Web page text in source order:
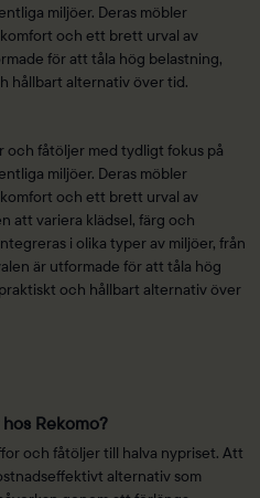
miljöer. Deras möbler
och ett brett urval av
för att tåla hög belastning,
hållbart alternativ över tid.
och fåtöljer med tydligt fokus på
miljöer. Deras möbler
och ett brett urval av
att variera klädsel, färg och
i olika typer av miljöer, från
är utformade för att tåla hög
och hållbart alternativ över
Rekomo?
och fåtöljer till halva nypriset. Att
alternativ som